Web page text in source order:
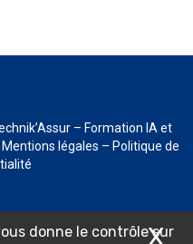
donne le contrôle sur
X
– Formation IA et
Mentions légales – Politique de